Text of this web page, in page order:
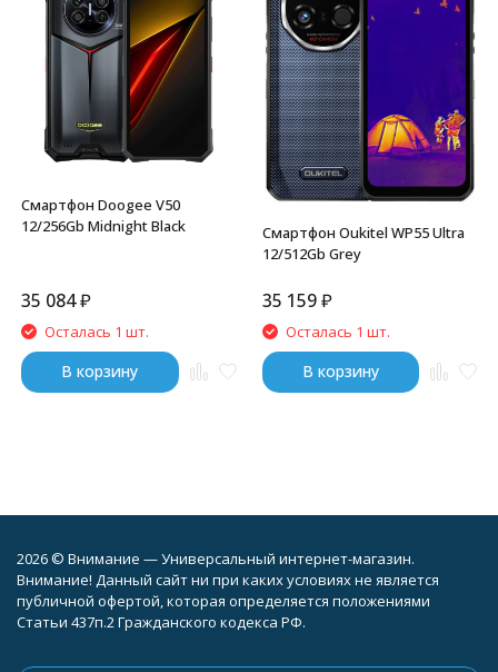
Смартфон Doogee V50
12/256Gb Midnight Black
35 084₽
Осталась 1 шт.
В корзину
Смартфон Oukitel WP55 Ultra
12/512Gb Grey
35 159 ₽
Осталась 1 шт.
В корзину
2026 © Внимание — Универсальный интернет-магазин.
Внимание! Данный сайт ни при каких условиях не является
публичной офертой, которая определяется положениями
Статьи 437п.2 Гражданского кодекса РФ.